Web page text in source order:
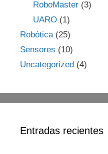
RoboMaster(3)
UARO(1)
Robótica(25)
Sensores (10)
Uncategorized (4)
Entradas recientes